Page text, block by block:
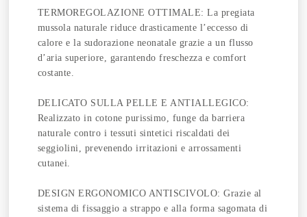
TERMOREGOLAZIONE OTTIMALE: La pregiata
mussola naturale riduce drasticamente l’eccesso di
calore e la sudorazione neonatale grazie a un flusso
d’aria superiore, garantendo freschezza e comfort
costante.
DELICATO SULLA PELLE E ANTIALLEGICO:
Realizzato in cotone purissimo, funge da barriera
naturale contro i tessuti sintetici riscaldati dei
seggiolini, prevenendo irritazioni e arrossamenti
cutanei.
DESIGN ERGONOMICO ANTISCIVOLO: Grazie al
sistema di fissaggio a strappo e alla forma sagomata di